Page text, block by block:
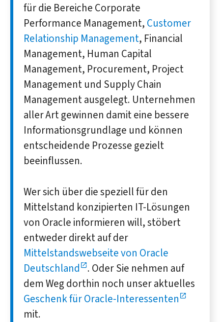
für die Bereiche Corporate
Performance Management, Customer
Relationship Management, Financial
Management, Human Capital
Management, Procurement, Project
Management und Supply Chain
Management ausgelegt. Unternehmen
aller Art gewinnen damit eine bessere
Informationsgrundlage und können
entscheidende Prozesse gezielt
beeinflussen.
Wer sich über die speziell für den
Mittelstand konzipierten IT-Lösungen
von Oracle informieren will, stöbert
entweder direkt auf der
Mittelstandswebseite von Oracle
Deutschland
. Oder Sie nehmen auf
dem Weg dorthin noch unser aktuelles
Geschenk für Oracle-Interessenten
mit.